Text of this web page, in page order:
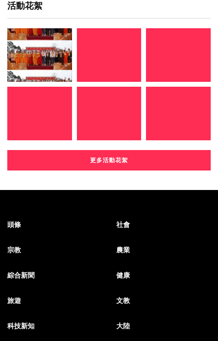
活動花絮
更多活動花絮
頭條 社會
宗教 農業
綜合新聞 健康
旅遊 文教
科技新知 大陸